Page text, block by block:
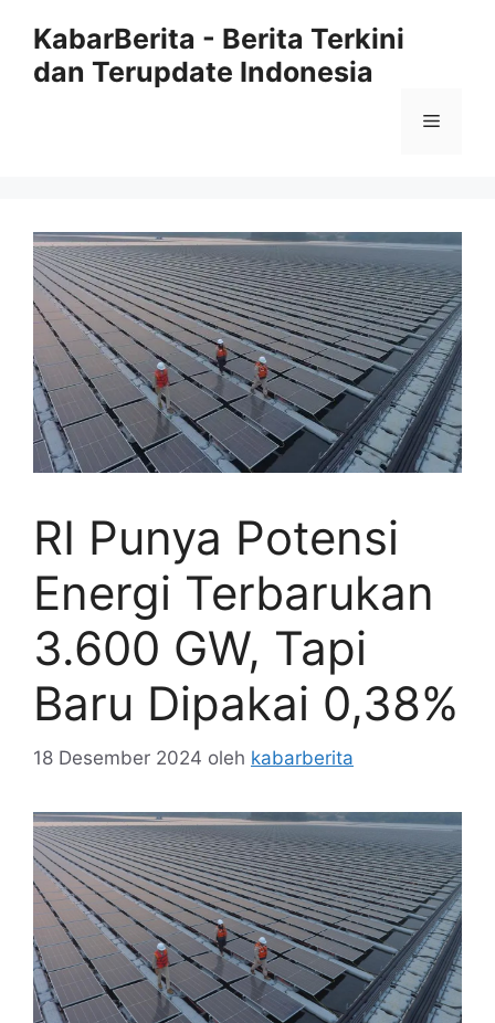
KabarBerita - Berita Terkini
dan Terupdate Indonesia
Menu
RI Punya Potensi
Energi Terbarukan
3.600 GW, Tapi
Baru Dipakai 0,38%
18 Desember 2024 oleh kabarberita